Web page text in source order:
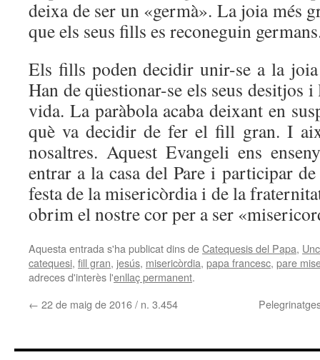
deixa de ser un «germà». La joia més
que els seus fills es reconeguin
Els fills poden decidir unir-se a la
Han de qüestionar-se els seus desitjos
vida. La paràbola acaba deixant en
què va decidir de fer el fill gran. I
nosaltres. Aquest Evangeli ens
entrar a la casa del Pare i participar
festa de la misericòrdia i de la
obrim el nostre cor per a ser
Aquesta entrada s'ha publicat dins deCatequesis del Papa,
catequesi, fill gran, jesús, misericòrdia, papa francesc, pare
adreces d'interès l'enllaç permanent.
← 22 de maig de 2016 / n. 3.454